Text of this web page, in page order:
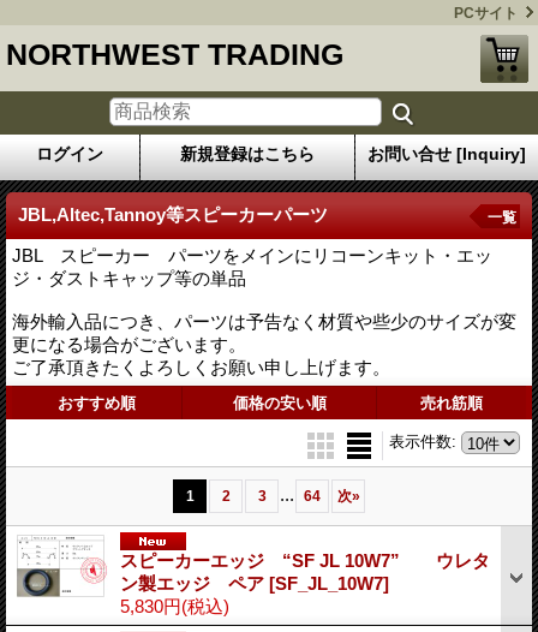
PCサイト
NORTHWEST TRADING
ログイン 新規登録はこちら お問い合せ [Inquiry]
JBL,Altec,Tannoy等スピーカーパーツ
JBL スピーカー パーツをメインにリコーンキット・エッ
ジ・ダストキャップ等の単品
海外輸入品につき、パーツは予告なく材質や些少のサイズが変
更になる場合がございます。
ご了承頂きたくよろしくお願い申し上げます。
一覧
おすすめ順 価格の安い順 売れ筋順
表示件数:
1 2 3 ... 64 次»
スピーカーエッジ “SF JL 10W7” ウレタ
ン製エッジ ペア [SF_JL_10W7]
5,830円(税込)